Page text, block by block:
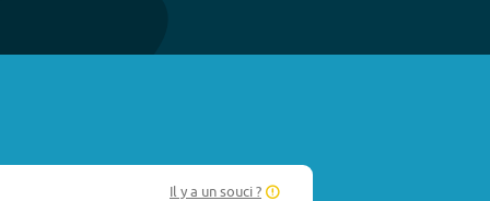
Il y a un souci ?